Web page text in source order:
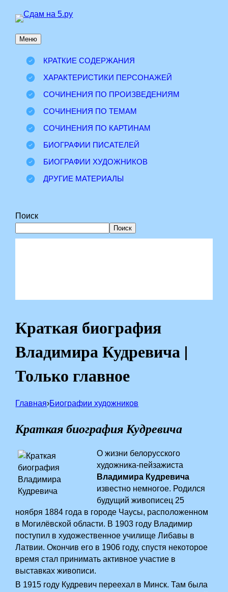
Перейти
содержимому
Меню
КРАТКИЕ СОДЕРЖАНИЯ
ХАРАКТЕРИСТИКИ ПЕРСОНАЖЕЙ
СОЧИНЕНИЯ ПО ПРОИЗВЕДЕНИЯМ
СОЧИНЕНИЯ ПО ТЕМАМ
СОЧИНЕНИЯ ПО КАРТИНАМ
БИОГРАФИИ ПИСАТЕЛЕЙ
БИОГРАФИИ ХУДОЖНИКОВ
ДРУГИЕ МАТЕРИАЛЫ
Поиск
Поиск
Краткая биография
Владимира Кудревича |
Только главное
Главная›Биографии художников
Краткая биография Кудревича
О жизни белорусского
художника-пейзажиста
Владимира Кудревича
известно немногое. Родился
будущий живописец 25
ноября 1884 года в городе Чаусы, расположенном
в Могилёвской области. В 1903 году Владимир
поступил в художественное училище Либавы в
Латвии. Окончив его в 1906 году, спустя некоторое
время стал принимать активное участие в
выставках живописи.
В 1915 году Кудревич переехал в Минск. Там была